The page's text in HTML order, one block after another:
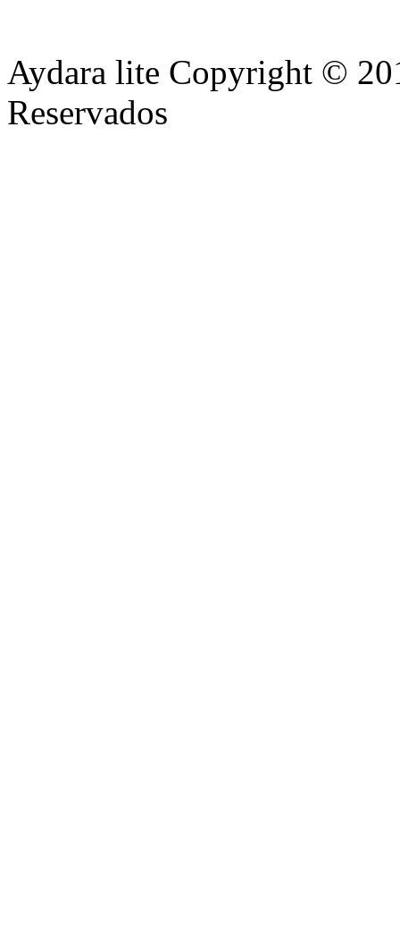
Aydara lite Copyright ©
Reservados